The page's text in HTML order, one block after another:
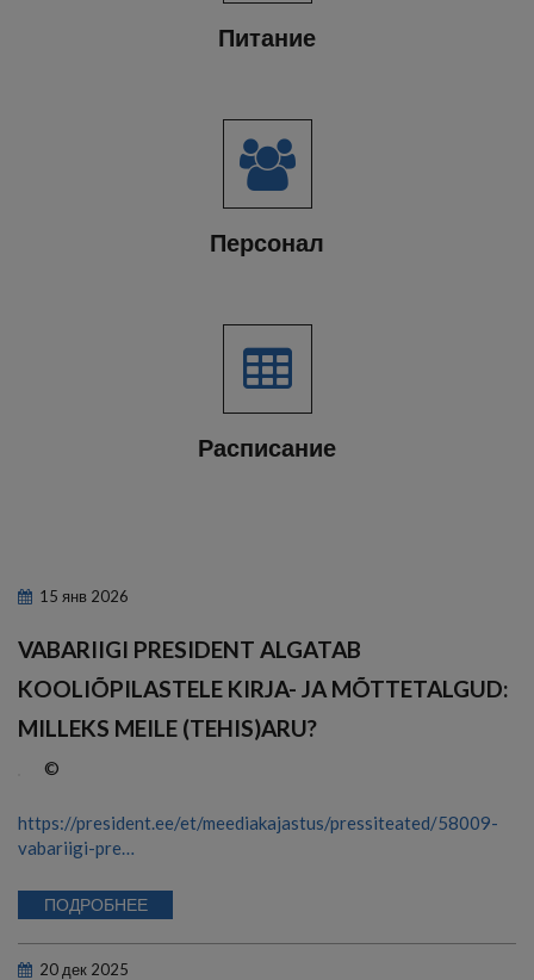
Питание
Персонал
Расписание
15 янв 2026
VABARIIGI PRESIDENT ALGATAB
KOOLIÕPILASTELE KIRJA- JA MÕTTETALGUD:
MILLEKS MEILE (TEHIS)ARU?
©
https://president.ee/et/meediakajastus/pressiteated/58009-
vabariigi-pre…
ПОДРОБНЕЕ
20 дек 2025